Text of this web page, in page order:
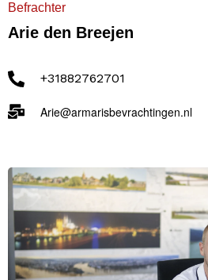
Befrachter
Arie den Breejen
+31882762701
Arie@armarisbevrachtingen.nl